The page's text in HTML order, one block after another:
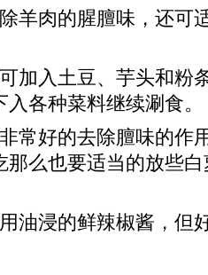
肉的腥膻味，还可
入土豆、芋头和粉
各种菜料继续涮食。
好的去除膻味的作
那么也要适当的放些
浸的鲜辣椒酱，但